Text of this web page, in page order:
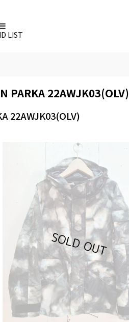
LIST
PARKA 22AWJK03(OLV)
22AWJK03(OLV)